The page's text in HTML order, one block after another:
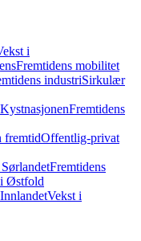
i
Fremtidens mobilitet
industriSirkulær
KystnasjonenFremtidens
fremtidOffentlig-privat
Fremtidens
Østfold
Vekst i